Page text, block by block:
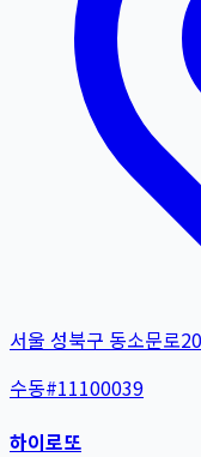
서울 성북구 동소문로
수동#11100039
하이로또